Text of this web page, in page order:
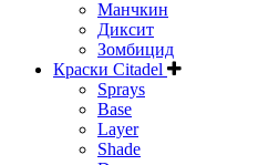
Манчкин
Диксит
Зомбицид
Краски Citadel
Sprays
Base
Layer
Shade